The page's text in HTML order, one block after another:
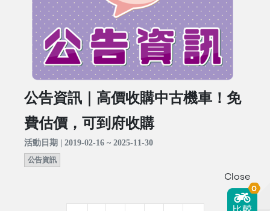
公告資訊｜高價收購中古機車！免
費估價，可到府收購
活動日期 | 2019-02-16 ~ 2025-11-30
公告資訊
Close
0